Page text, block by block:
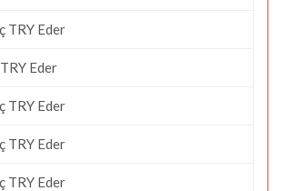
TRY Eder
Eder
TRY Eder
TRY Eder
TRY Eder